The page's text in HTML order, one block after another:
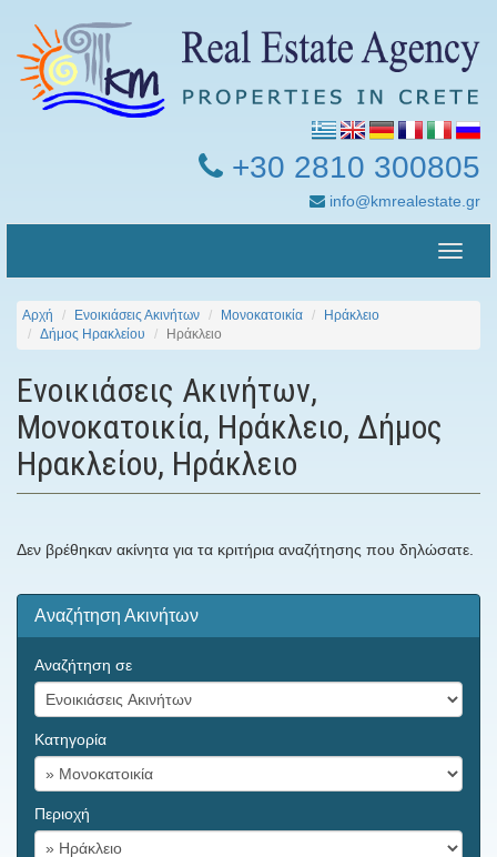
+30 2810 300805
info@kmrealestate.gr
Toggle
Αρχή Ενοικιάσεις Ακινήτων Μονοκατοικία
Ηράκλειο
Δήμος Ηρακλείου
Ηράκλειο
Ενοικιάσεις Ακινήτων,
Μονοκατοικία, Ηράκλειο, Δήμος
Ηρακλείου, Ηράκλειο
Δεν βρέθηκαν ακίνητα για τα κριτήρια αναζήτησης που δηλώσατε.
Αναζήτηση Ακινήτων
Αναζήτηση σε
Κατηγορία
Περιοχή